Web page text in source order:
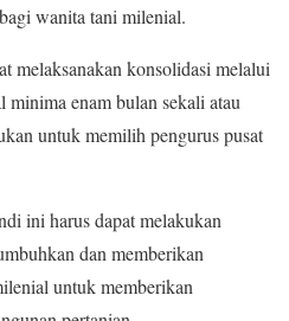
wanita tani milenial.
melaksanakan konsolidasi melalui
enam bulan sekali atau
untuk memilih pengurus pusat
ini harus dapat melakukan
dan memberikan
untuk memberikan